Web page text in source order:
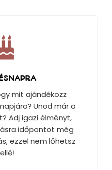
mit ajándékozz
Unod már a
Adj igazi élményt,
időpontot még
ezzel nem lőhetsz